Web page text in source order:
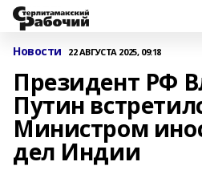
Новости 22 АВГУСТА 2025, 09:18
Президент РФ
Путин
Министром
дел Индии